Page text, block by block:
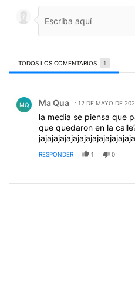
TODOS LOS COMENTARIOS 1
MQ Ma Qua 12 DE MAYO DE
la media se piensa que
que quedaron en la
RESPONDER 1 0